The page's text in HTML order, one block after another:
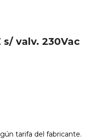
valv. 230Vac
tarifa del fabricante.